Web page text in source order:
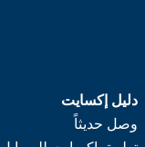
دليل إكسايت
وصل حديثاً